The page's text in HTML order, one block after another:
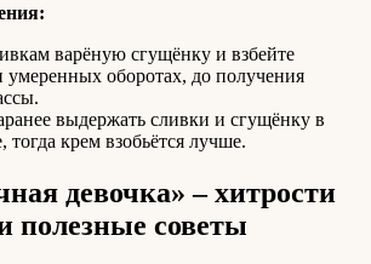
варёную сгущёнку и взбейте
оборотах, до получения
выдержать сливки и сгущёнку в
тогда крем взобьётся лучше.
девочка» – хитрости
полезные советы